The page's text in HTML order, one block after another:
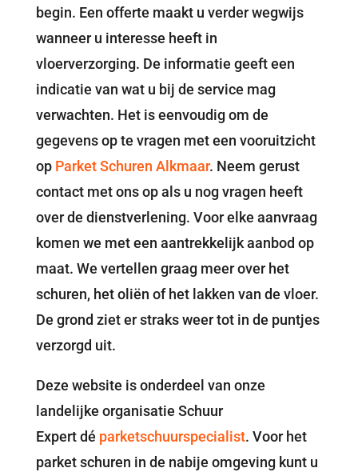
begin. Een offerte maakt u verder wegwijs
wanneer u interesse heeft in
vloerverzorging. De informatie geeft een
indicatie van wat u bij de service mag
verwachten. Het is eenvoudig om de
gegevens op te vragen met een vooruitzicht
op Parket Schuren Alkmaar. Neem gerust
contact met ons op als u nog vragen heeft
over de dienstverlening. Voor elke aanvraag
komen we met een aantrekkelijk aanbod op
maat. We vertellen graag meer over het
schuren, het oliën of het lakken van de vloer.
De grond ziet er straks weer tot in de puntjes
verzorgd uit.
Deze website is onderdeel van onze
landelijke organisatie Schuur
Expert dé parketschuurspecialist. Voor het
parket schuren in de nabije omgeving kunt u